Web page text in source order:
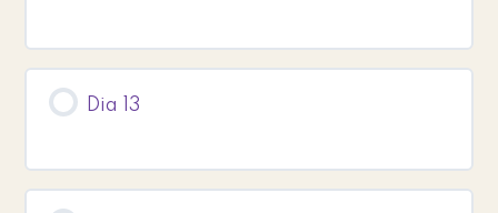
Dia 13